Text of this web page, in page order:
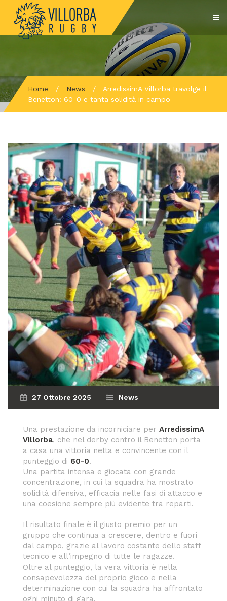
Home / News /
ArredissimA Villorba travolge il
Benetton: 60-0 e tanta solidità in campo
27 Ottobre 2025 News
Una prestazione da incorniciare per ArredissimA
Villorba, che nel derby contro il Benetton porta
a casa una vittoria netta e convincente con il
punteggio di 60-0.
Una partita intensa e giocata con grande
concentrazione, in cui la squadra ha mostrato
solidità difensiva, efficacia nelle fasi di attacco e
una coesione sempre più evidente tra reparti.
Il risultato finale è il giusto premio per un
gruppo che continua a crescere, dentro e fuori
dal campo, grazie al lavoro costante dello staff
tecnico e all’impegno di tutte le ragazze.
Oltre al punteggio, la vera vittoria è nella
consapevolezza del proprio gioco e nella
determinazione con cui la squadra ha affrontato
ogni minuto di gara.